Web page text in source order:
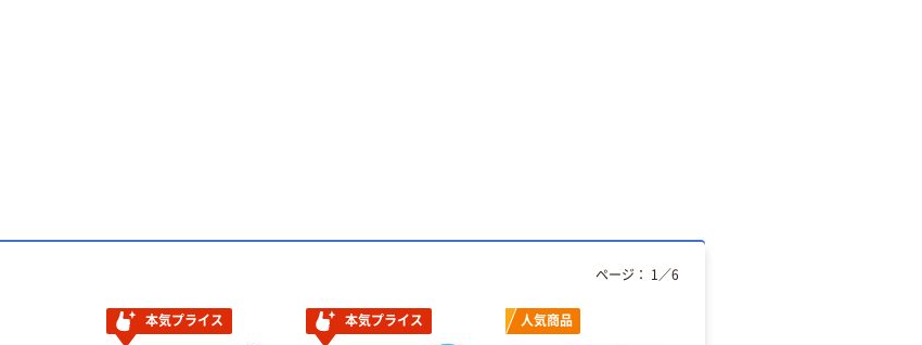
本気プライス 本気プライス 人気商品
ページ： 1 ／6